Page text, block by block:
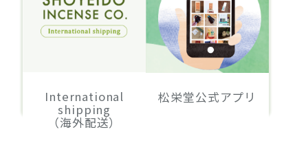
International
shipping
（海外配送）
松栄堂公式アプリ